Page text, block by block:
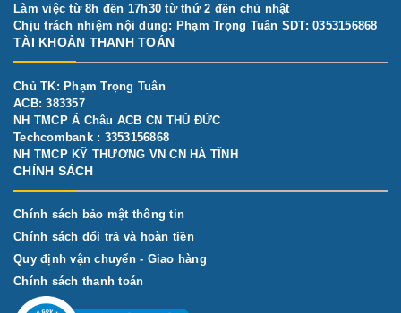
Làm việc từ 8h đến 17h30 từ thứ 2 đến chủ nhật
Chịu trách nhiệm nội dung: Phạm Trọng Tuân SDT: 0353156868
TÀI KHOẢN THANH TOÁN
Chủ TK: Phạm Trọng Tuân
ACB: 383357
NH TMCP Á Châu ACB CN THỦ ĐỨC
Techcombank : 3353156868
NH TMCP KỸ THƯƠNG VN CN HÀ TĨNH
CHÍNH SÁCH
Chính sách bảo mật thông tin
Chính sách đổi trả và hoàn tiền
Quy định vận chuyển - Giao hàng
Chính sách thanh toán